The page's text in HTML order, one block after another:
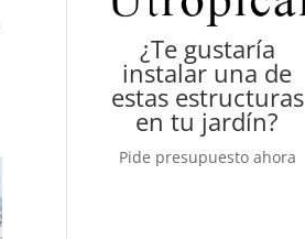
¿Te gustaría
instalar una de
estas estructuras
en tu jardín?
Pide presupuesto ahora